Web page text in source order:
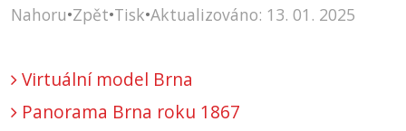
Nahoru•Zpět•Tisk•Aktualizováno: 13. 01. 2025
Virtuální model Brna
Panorama Brna roku 1867